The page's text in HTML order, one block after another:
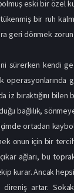
eski bir özel
bir ruh
geri dönmek
sürerken kendi
iz bıraktığını
bağlılık,
ortadan
onun için bir
ağları, bu
kurar. Ancak
direniş artar.